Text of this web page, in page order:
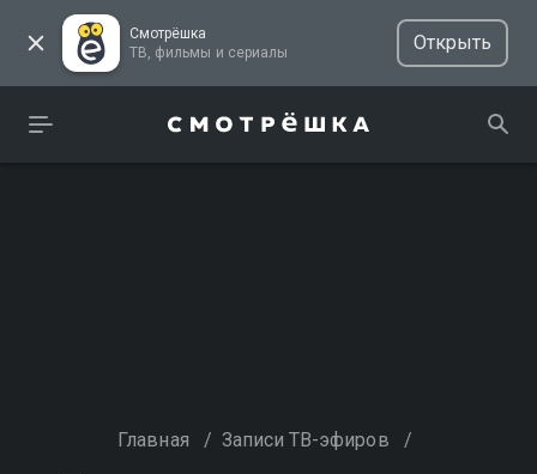
Смотрёшка
ТВ, фильмы и сериалы
Открыть
Главная / Записи ТВ-эфиров /